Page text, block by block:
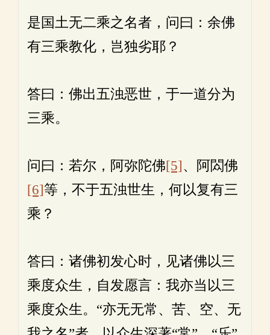
是国土无二乘之名者，问曰：余佛
有三乘教化，岂独劣耶？
答曰：佛出五浊恶世，于一道分为
三乘。
问曰：若尔，阿弥陀佛[5]、阿閦佛
[6]等，不于五浊世生，何以复有三
乘？
答曰：诸佛初发心时，见诸佛以三
乘度众生，自发愿言：我亦当以三
乘度众生。“亦无无常、苦、空、无